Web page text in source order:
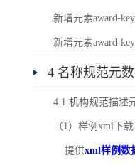
新增元素award-
新增元素award-
4 名称规范元
4.1 机构规范描述
（1）样例xml下载
提供xml样例数